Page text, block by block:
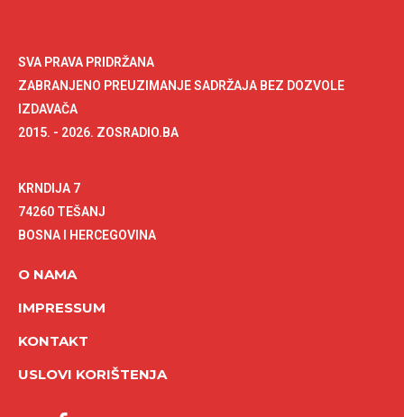
SVA PRAVA PRIDRŽANA
ZABRANJENO PREUZIMANJE SADRŽAJA BEZ DOZVOLE
IZDAVAČA
2015. - 2026. ZOSRADIO.BA
KRNDIJA 7
74260 TEŠANJ
BOSNA I HERCEGOVINA
O NAMA
IMPRESSUM
KONTAKT
USLOVI KORIŠTENJA